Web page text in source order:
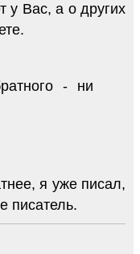
у Вас, а о других
- ни
я уже писал,
писатель.